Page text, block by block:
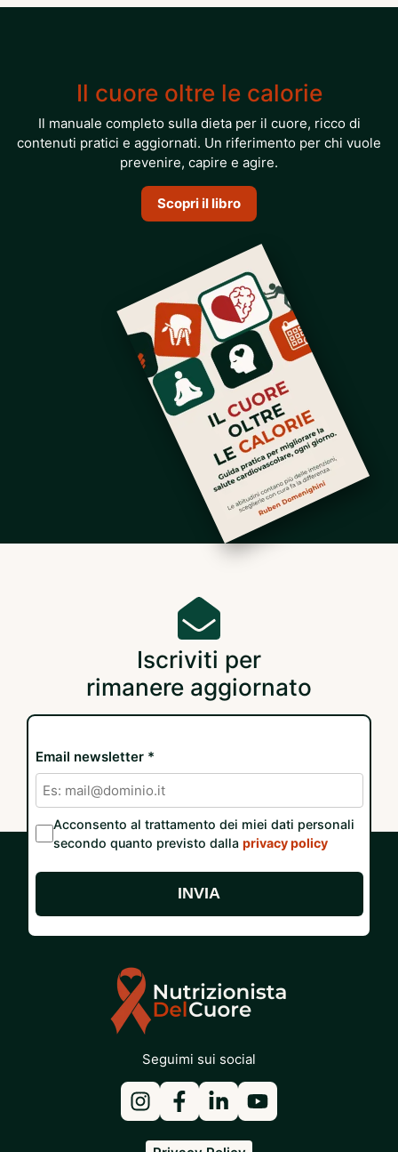
Il cuore oltre le calorie
Il manuale completo sulla dieta per il cuore, ricco di
contenuti pratici e aggiornati. Un riferimento per chi vuole
prevenire, capire e agire.
Scopri il libro
Iscriviti per
rimanere aggiornato
Email newsletter *
Acconsento al trattamento dei miei dati personali
secondo quanto previsto dalla privacy policy
INVIA
Seguimi sui social